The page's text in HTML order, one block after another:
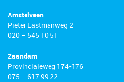
Amstelveen
Pieter Lastmanweg 2
020 – 545 10 51
Zaandam
Provincialeweg 174-176
075 – 617 99 22